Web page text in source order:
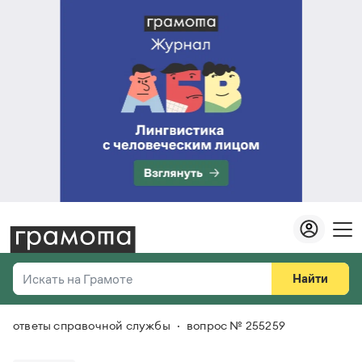
Искать на Грамоте
Справочная служба
Найти
Везде
ответы справочной службы вопрос № 255259